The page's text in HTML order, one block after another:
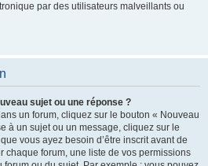
par des utilisateurs malveillants ou
sujet ou une réponse ?
un forum, cliquez sur le bouton « Nouveau
à un sujet ou un message, cliquez sur le
vous ayez besoin d’être inscrit avant de
chaque forum, une liste de vos permissions